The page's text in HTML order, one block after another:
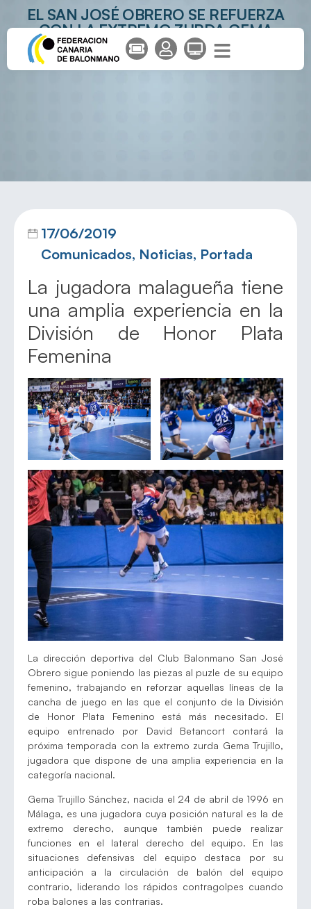
EL SAN JOSÉ OBRERO SE REFUERZA
CON LA EXTREMO ZURDA GEMA
TRUJILLO
17/06/2019
Comunicados, Noticias, Portada
La jugadora malagueña tiene
una amplia experiencia en la
División de Honor Plata
Femenina
La dirección deportiva del Club Balonmano San José
Obrero sigue poniendo las piezas al puzle de su equipo
femenino, trabajando en reforzar aquellas líneas de la
cancha de juego en las que el conjunto de la División
de Honor Plata Femenino está más necesitado. El
equipo entrenado por David Betancort contará la
próxima temporada con la extremo zurda Gema Trujillo,
jugadora que dispone de una amplia experiencia en la
categoría nacional.
Gema Trujillo Sánchez, nacida el 24 de abril de 1996 en
Málaga, es una jugadora cuya posición natural es la de
extremo derecho, aunque también puede realizar
funciones en el lateral derecho del equipo. En las
situaciones defensivas del equipo destaca por su
anticipación a la circulación de balón del equipo
contrario, liderando los rápidos contragolpes cuando
roba balones a las contrarias.